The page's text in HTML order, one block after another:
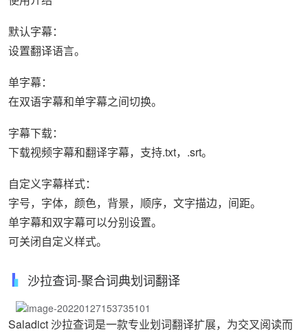
默认字幕：
设置翻译语言。
单字幕：
在双语字幕和单字幕之间切换。
字幕下载：
下载视频字幕和翻译字幕，支持.txt，.srt。
自定义字幕样式：
字号，字体，颜色，背景，顺序，文字描边，间距。
单字幕和双字幕可以分别设置。
可关闭自定义样式。
沙拉查词-聚合词典划词翻译
Saladict 沙拉查词是一款专业划词翻译扩展，为交叉阅读而